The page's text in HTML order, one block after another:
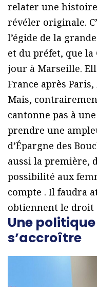
relater une
révéler originale.
l’égide de la
et du préfet, que la
jour à Marseille.
France après
Mais,
cantonne pas à
prendre une
d’Épargne des
aussi la première,
possibilité aux
compte . Il faudra
obtiennent le droit
Une
s’accroître